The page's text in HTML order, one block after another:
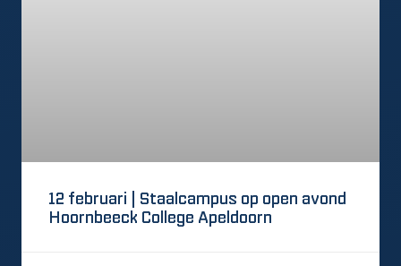
12 februari | Staalcampus op open avond
Hoornbeeck College Apeldoorn